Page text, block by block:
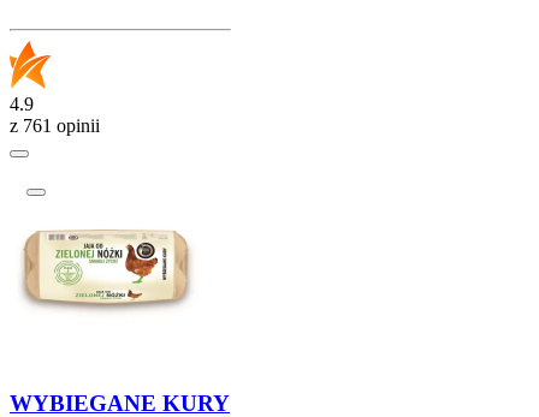
4.9
z 761 opinii
WYBIEGANE KURY